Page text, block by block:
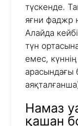
түскенде.
яғни фаджр
Алайда
түн
емес,
арасындағы
Намаз
қашан